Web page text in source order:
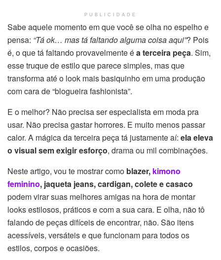
PUBLICIDADE
Sabe aquele momento em que você se olha no espelho e
pensa: “Tá ok… mas tá faltando alguma coisa aqui”? Pois
é, o que tá faltando provavelmente éa terceira peça. Sim,
esse truque de estilo que parece simples, mas que
transforma até o look mais basiquinho em uma produção
com cara de “blogueira fashionista”.
E o melhor? Não precisa ser especialista em moda pra
usar. Não precisa gastar horrores. E muito menos passar
calor. A mágica da terceira peça tá justamente aí: ela eleva
o visual sem exigir esforço, drama ou mil combinações.
Neste artigo, vou te mostrar como blazer, kimono
feminino, jaqueta jeans, cardigan, colete e casaco
podem virar suas melhores amigas na hora de montar
looks estilosos, práticos e com a sua cara. E olha, não tô
falando de peças difíceis de encontrar, não. São itens
acessíveis, versáteis e que funcionam para todos os
estilos, corpos e ocasiões.